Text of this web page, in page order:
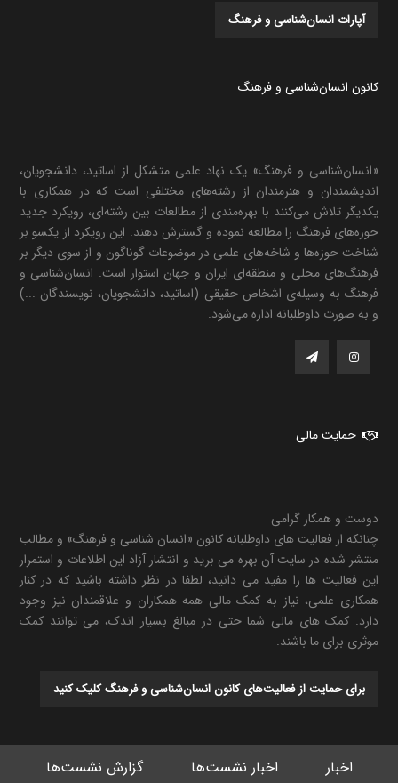
آپارات انسان‌شناسی و فرهنگ
کانون انسان‌شناسی و فرهنگ
«انسان‌شناسی و فرهنگ» یک نهاد علمی متشکل از اساتید، دانشجویان،
اندیشمندان و هنرمندان از رشته‌های مختلفی است که در همکاری با
یکدیگر تلاش می‌کنند با بهره‌مندی از مطالعات بین رشته‌ای، رویکرد جدید
حوزه‌های فرهنگ را مطالعه نموده و گسترش دهند. این رویکرد از یکسو بر
شناخت حوزه‌ها و شاخه‌های علمی در موضوعات گوناگون و از سوی دیگر بر
فرهنگ‌های محلی و منطقه‌ای ایران و جهان استوار است. انسان‌شناسی و
فرهنگ به وسیله‌ی اشخاص حقیقی (اساتید، دانشجویان، نویسندگان ...)
و به صورت داوطلبانه اداره می‌شود.
حمایت مالی
دوست و همکار گرامی
چنانکه از فعالیت های داوطلبانه کانون «انسان شناسی و فرهنگ» و مطالب
منتشر شده در سایت آن بهره می برید و انتشار آزاد این اطلاعات و استمرار
این فعالیت ها را مفید می دانید، لطفا در نظر داشته باشید که در کنار
همکاری علمی، نیاز به کمک مالی همه همکاران و علاقمندان نیز وجود
دارد. کمک های مالی شما حتی در مبالغ بسیار اندک، می توانند کمک
موثری برای ما باشند.
برای حمایت از فعالیت‌های کانون انسان‌شناسی و فرهنگ کلیک کنید
اخبار اخبار نشست‌ها گزارش نشست‌ها